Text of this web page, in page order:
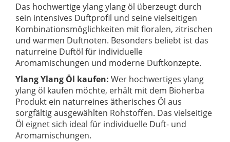
Das hochwertige ylang ylang öl überzeugt durch
sein intensives Duftprofil und seine vielseitigen
Kombinationsmöglichkeiten mit floralen, zitrischen
und warmen Duftnoten. Besonders beliebt ist das
naturreine Duftöl für individuelle
Aromamischungen und moderne Duftkonzepte.
Ylang Ylang Öl kaufen: Wer hochwertiges ylang
ylang öl kaufen möchte, erhält mit dem Bioherba
Produkt ein naturreines ätherisches Öl aus
sorgfältig ausgewählten Rohstoffen. Das vielseitige
Öl eignet sich ideal für individuelle Duft- und
Aromamischungen.